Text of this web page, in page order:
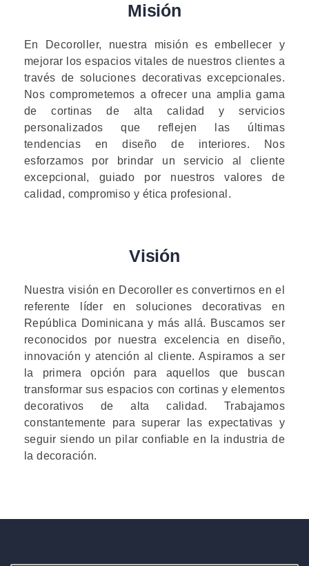
Misión
En Decoroller, nuestra misión es embellecer y
mejorar los espacios vitales de nuestros clientes a
través de soluciones decorativas excepcionales.
Nos comprometemos a ofrecer una amplia gama
de cortinas de alta calidad y servicios
personalizados que reflejen las últimas
tendencias en diseño de interiores. Nos
esforzamos por brindar un servicio al cliente
excepcional, guiado por nuestros valores de
calidad, compromiso y ética profesional.
Visión
Nuestra visión en Decoroller es convertirnos en el
referente líder en soluciones decorativas en
República Dominicana y más allá. Buscamos ser
reconocidos por nuestra excelencia en diseño,
innovación y atención al cliente. Aspiramos a ser
la primera opción para aquellos que buscan
transformar sus espacios con cortinas y elementos
decorativos de alta calidad. Trabajamos
constantemente para superar las expectativas y
seguir siendo un pilar confiable en la industria de
la decoración.